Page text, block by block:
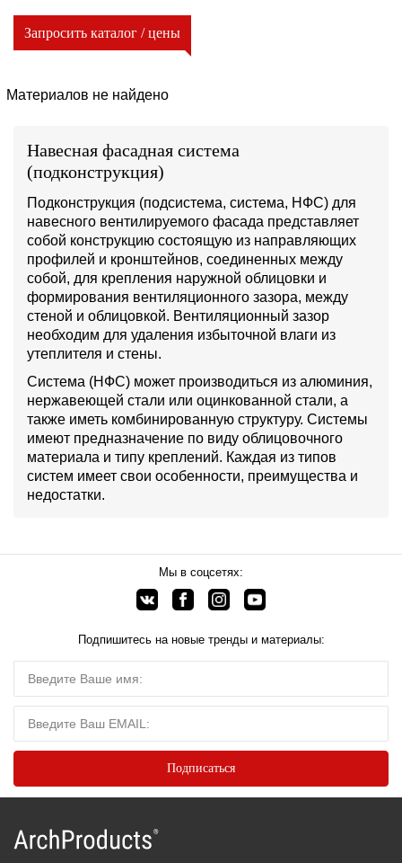
Запросить каталог / цены
Материалов не найдено
Навесная фасадная система
(подконструкция)
Подконструкция (подсистема, система, НФС) для
навесного вентилируемого фасада представляет
собой конструкцию состоящую из направляющих
профилей и кронштейнов, соединенных между
собой, для крепления наружной облицовки и
формирования вентиляционного зазора, между
стеной и облицовкой. Вентиляционный зазор
необходим для удаления избыточной влаги из
утеплителя и стены.
Система (НФС) может производиться из алюминия,
нержавеющей стали или оцинкованной стали, а
также иметь комбинированную структуру. Системы
имеют предназначение по виду облицовочного
материала и типу креплений. Каждая из типов
систем имеет свои особенности, преимущества и
недостатки.
Мы в соцсетях:
Подпишитесь на новые тренды и материалы: